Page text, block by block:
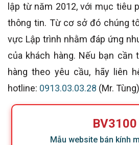
lập từ năm 2012, với mục tiêu
thông tin. Từ cơ sở đó chúng
vực Lập trình nhằm đáp ứng
của khách hàng. Nếu bạn cần
hàng theo yêu cầu, hãy liên
hotline: 0913.03.03.28 (Mr.
BV3100
Mẫu website bán kính